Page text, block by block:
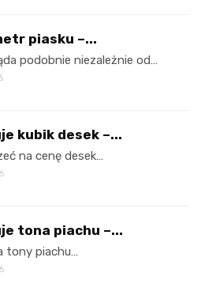
piasku –...
podobnie niezależnie od…
kubik desek –...
na cenę desek…
tona piachu –...
tony piachu…